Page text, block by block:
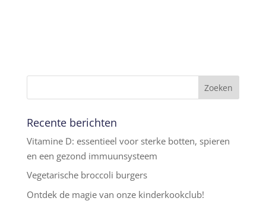
Recente berichten
Vitamine D: essentieel voor sterke botten, spieren
en een gezond immuunsysteem
Vegetarische broccoli burgers
Ontdek de magie van onze kinderkookclub!